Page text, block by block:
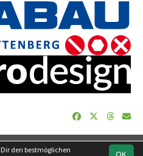
den bestmöglichen